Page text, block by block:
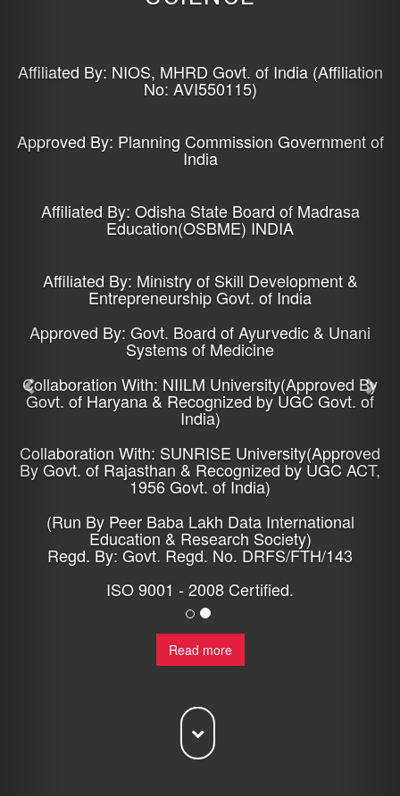
Affiliated By: NIOS, MHRD Govt. of India (Affiliation
No: AVI550115)
Approved By: Planning Commission Government of
India
Affiliated By: Odisha State Board of Madrasa
Education(OSBME) INDIA
Affiliated By: Ministry of Skill Development &
Entrepreneurship Govt. of India
Approved By: Govt. Board of Ayurvedic & Unani
Systems of Medicine
Collaboration With: NIILM University(Approved By
Govt. of Haryana & Recognized by UGC Govt. of
India)
Collaboration With: SUNRISE University(Approved
By Govt. of Rajasthan & Recognized by UGC ACT,
1956 Govt. of India)
(Run By Peer Baba Lakh Data International
Education & Research Society)
Regd. By: Govt. Regd. No. DRFS/FTH/143
ISO 9001 - 2008 Certified.
Read more